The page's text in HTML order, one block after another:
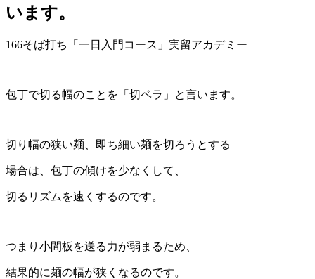
います。
166そば打ち「一日入門コース」実留アカデミー
包丁で切る幅のことを「切ベラ」と言います。
切り幅の狭い麺、即ち細い麺を切ろうとする
場合は、包丁の傾けを少なくして、
切るリズムを速くするのです。
つまり小間板を送る力が弱まるため、
結果的に麺の幅が狭くなるのです。